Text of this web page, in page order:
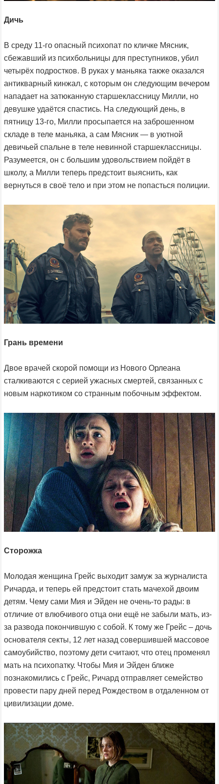
Дичь
В среду 11-го опасный психопат по кличке Мясник,
сбежавший из психбольницы для преступников, убил
четырёх подростков. В руках у маньяка также оказался
антикварный кинжал, с которым он следующим вечером
нападает на затюканную старшеклассницу Милли, но
девушке удаётся спастись. На следующий день, в
пятницу 13-го, Милли просыпается на заброшенном
складе в теле маньяка, а сам Мясник — в уютной
девичьей спальне в теле невинной старшеклассницы.
Разумеется, он с большим удовольствием пойдёт в
школу, а Милли теперь предстоит выяснить, как
вернуться в своё тело и при этом не попасться полиции.
Грань времени
Двое врачей скорой помощи из Нового Орлеана
сталкиваются с серией ужасных смертей, связанных с
новым наркотиком со странным побочным эффектом.
Сторожка
Молодая женщина Грейс выходит замуж за журналиста
Ричарда, и теперь ей предстоит стать мачехой двоим
детям. Чему сами Мия и Эйден не очень-то рады: в
отличие от влюбчивого отца они ещё не забыли мать, из-
за развода покончившую с собой. К тому же Грейс – дочь
основателя секты, 12 лет назад совершившей массовое
самоубийство, поэтому дети считают, что отец променял
мать на психопатку. Чтобы Мия и Эйден ближе
познакомились с Грейс, Ричард отправляет семейство
провести пару дней перед Рождеством в отдаленном от
цивилизации доме.